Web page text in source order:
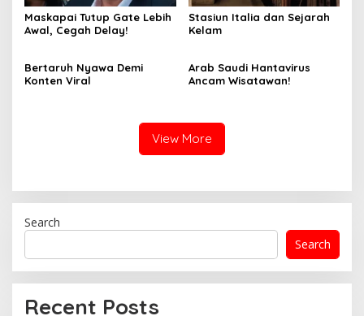
Maskapai Tutup Gate Lebih
Awal, Cegah Delay!
Stasiun Italia dan Sejarah
Kelam
Bertaruh Nyawa Demi
Konten Viral
Arab Saudi Hantavirus
Ancam Wisatawan!
View More
Search
Search
Recent Posts